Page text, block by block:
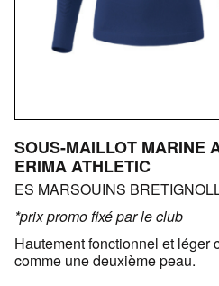
SOUS-MAILLOT MARINE
ERIMA ATHLETIC
ES MARSOUINS
*prix promo fixé par le club
Hautement fonctionnel et léger
comme une deuxième peau.